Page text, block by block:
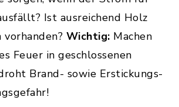
Ist ausreichend Holz
Wichtig: Machen
Feuer in geschlossenen
Brand- sowie Erstickungs-